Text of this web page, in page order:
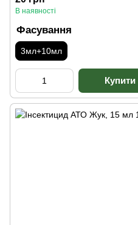
В наявності
Фасування
3мл+10мл